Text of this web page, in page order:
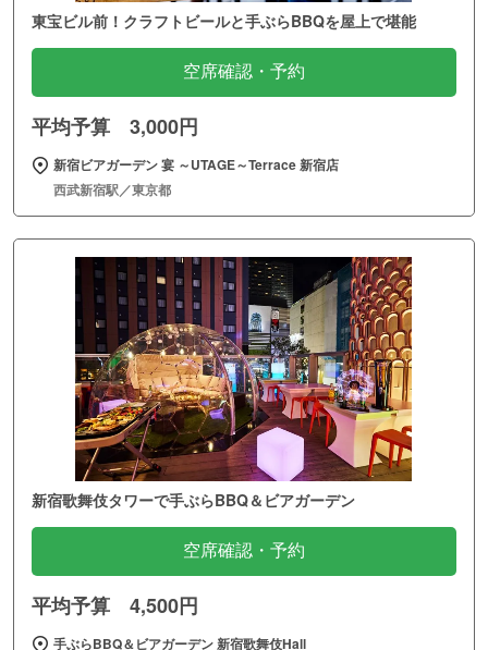
東宝ビル前！クラフトビールと手ぶらBBQを屋上で堪能
空席確認・予約
平均予算 3,000円
新宿ビアガーデン 宴 ～UTAGE～Terrace 新宿店
西武新宿駅／東京都
新宿歌舞伎タワーで手ぶらBBQ＆ビアガーデン
空席確認・予約
平均予算 4,500円
手ぶらBBQ＆ビアガーデン 新宿歌舞伎Hall